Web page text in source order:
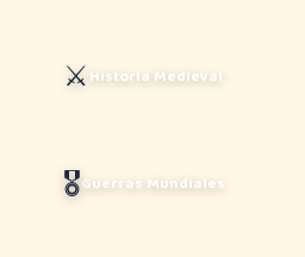
⚔️Historia Medieval
🎖️Guerras Mundiales